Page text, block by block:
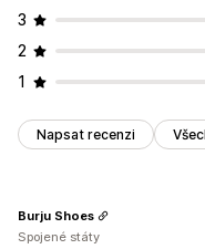
3
2
1
Napsat recenzi
Burju Shoes
Spojené státy